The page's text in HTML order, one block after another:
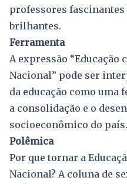
professores fascinantes
brilhantes.
Ferramenta
A expressão “Educação
Nacional” pode ser
da educação como uma
a consolidação e o
socioeconômico do país.
Polêmica
Por que tornar a
Nacional? A coluna de